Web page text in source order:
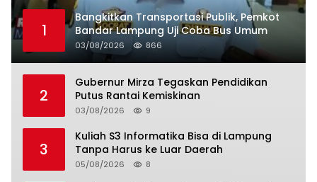
1
Bangkitkan Transportasi Publik, Pemkot
Bandar Lampung Uji Coba Bus Umum
03/08/2026 866
2
Gubernur Mirza Tegaskan Pendidikan
Putus Rantai Kemiskinan
03/08/2026 9
3
Kuliah S3 Informatika Bisa di Lampung
Tanpa Harus ke Luar Daerah
05/08/2026 8